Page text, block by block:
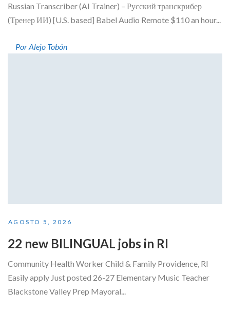
Russian Transcriber (AI Trainer) – Русский транскрибер
(Тренер ИИ) [U.S. based] Babel Audio Remote $110 an hour...
Por Alejo Tobón
AGOSTO 5, 2026
22 new BILINGUAL jobs in RI
Community Health Worker Child & Family Providence, RI
Easily apply Just posted 26-27 Elementary Music Teacher
Blackstone Valley Prep Mayoral...